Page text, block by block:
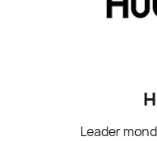
Leader